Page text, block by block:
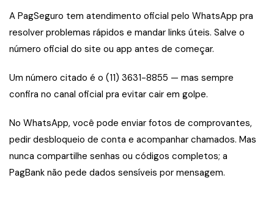
A PagSeguro tem atendimento oficial pelo WhatsApp pra
resolver problemas rápidos e mandar links úteis. Salve o
número oficial do site ou app antes de começar.
Um número citado é o (11) 3631-8855 — mas sempre
confira no canal oficial pra evitar cair em golpe.
No WhatsApp, você pode enviar fotos de comprovantes,
pedir desbloqueio de conta e acompanhar chamados. Mas
nunca compartilhe senhas ou códigos completos; a
PagBank não pede dados sensíveis por mensagem.